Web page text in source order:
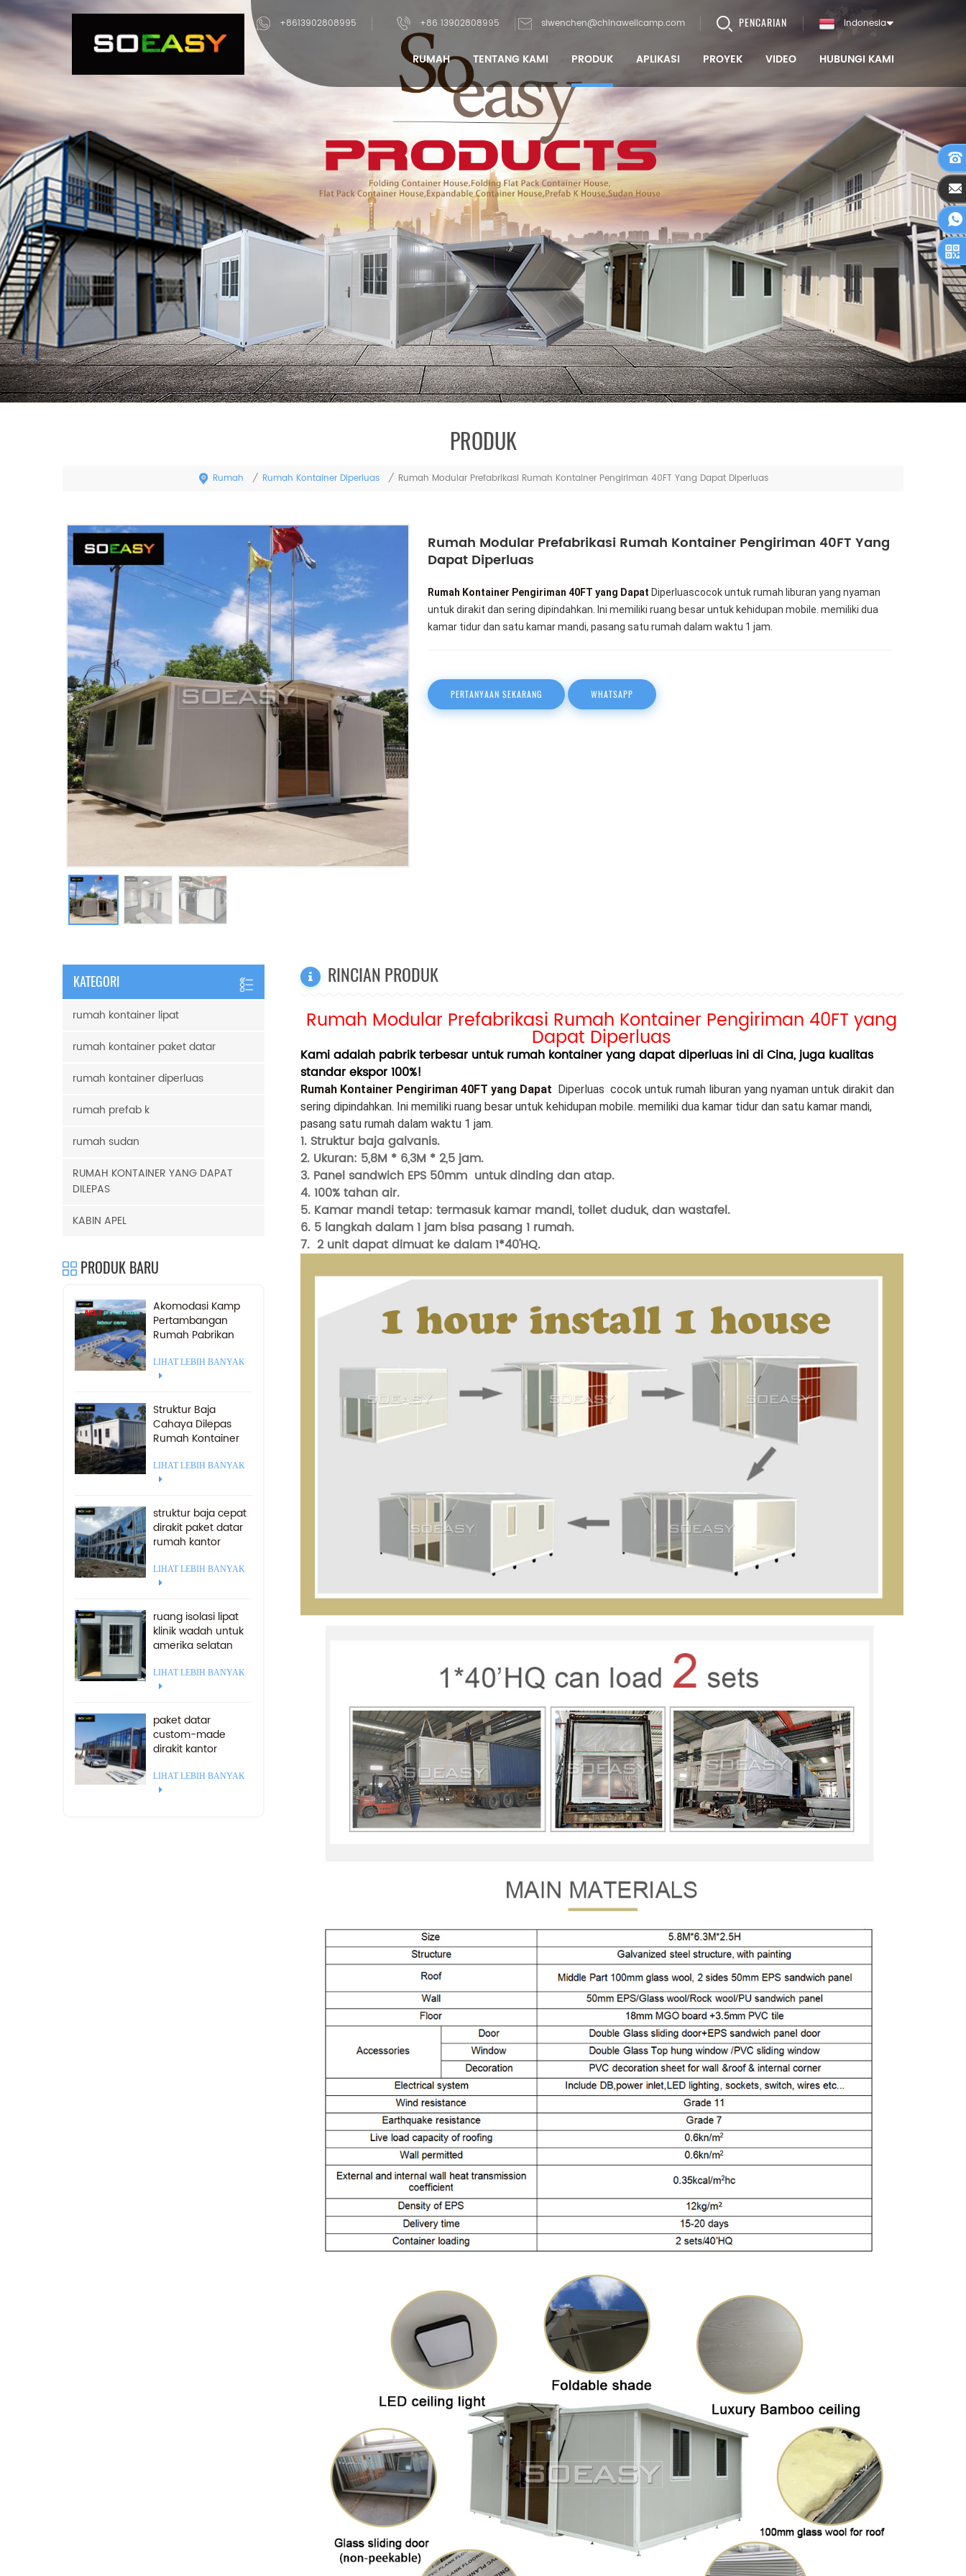
Indonesia
PENCARIAN
+8613902808995 +86 13902808995 siwenchen@chinawellcamp.com
RUMAH TENTANG KAMI PRODUK APLIKASI PROYEK VIDEO HUBUNGI KAMI
PRODUK
Rumah / Rumah Kontainer Diperluas / Rumah Modular Prefabrikasi Rumah Kontainer Pengiriman 40FT Yang Dapat Diperluas
Rumah Modular Prefabrikasi Rumah Kontainer Pengiriman 40FT Yang
Dapat Diperluas
Rumah Kontainer Pengiriman 40FT yang Dapat Diperluascocok untuk rumah liburan yang nyaman
untuk dirakit dan sering dipindahkan. Ini memiliki ruang besar untuk kehidupan mobile. memiliki dua
kamar tidur dan satu kamar mandi, pasang satu rumah dalam waktu 1 jam.
PERTANYAAN SEKARANG WHATSAPP
RINCIAN PRODUK
Rumah Modular Prefabrikasi Rumah Kontainer Pengiriman 40FT yang
Dapat Diperluas
Kami adalah pabrik terbesar untuk rumah kontainer yang dapat diperluas ini di Cina, juga kualitas
standar ekspor 100%!
Rumah Kontainer Pengiriman 40FT yang Dapat Diperluas cocok untuk rumah liburan yang nyaman untuk dirakit dan
sering dipindahkan. Ini memiliki ruang besar untuk kehidupan mobile. memiliki dua kamar tidur dan satu kamar mandi,
pasang satu rumah dalam waktu 1 jam.
1. Struktur baja galvanis.
2. Ukuran: 5,8M * 6,3M * 2,5 jam.
3. Panel sandwich EPS 50mm untuk dinding dan atap.
4. 100% tahan air.
5. Kamar mandi tetap: termasuk kamar mandi, toilet duduk, dan wastafel.
6. 5 langkah dalam 1 jam bisa pasang 1 rumah.
7. 2 unit dapat dimuat ke dalam 1*40'HQ.
KATEGORI
rumah kontainer lipat
rumah kontainer paket datar
rumah kontainer diperluas
rumah prefab k
rumah sudan
RUMAH KONTAINER YANG DAPAT
DILEPAS
KABIN APEL
PRODUK BARU
Akomodasi Kamp
Pertambangan
Rumah Pabrikan
Pracetak Dijual
LIHAT LEBIH BANYAK
Struktur Baja
Cahaya Dilepas
Rumah Kontainer
LIHAT LEBIH BANYAK
struktur baja cepat
dirakit paket datar
rumah kantor
prefabrikasi
LIHAT LEBIH BANYAK
ruang isolasi lipat
klinik wadah untuk
amerika selatan
LIHAT LEBIH BANYAK
paket datar
custom-made
dirakit kantor
kontainer stackable
LIHAT LEBIH BANYAK